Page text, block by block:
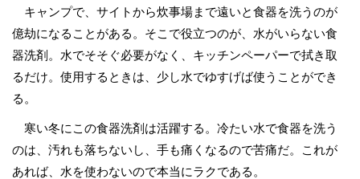
キャンプで、サイトから炊事場まで遠いと食器を洗うのが
億劫になることがある。そこで役立つのが、水がいらない食
器洗剤。水でそそぐ必要がなく、キッチンペーパーで拭き取
るだけ。使用するときは、少し水でゆすげば使うことができ
る。
寒い冬にこの食器洗剤は活躍する。冷たい水で食器を洗う
のは、汚れも落ちないし、手も痛くなるので苦痛だ。これが
あれば、水を使わないので本当にラクである。